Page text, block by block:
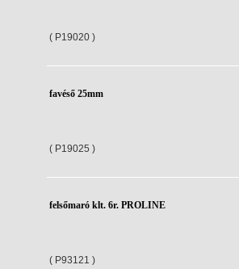
( P19020 )
favéső 25mm
( P19025 )
felsőmaró klt. 6r. PROLINE
( P93121 )